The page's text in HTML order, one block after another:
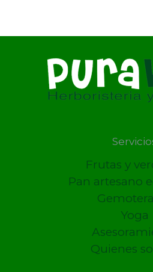
Frutas y
Pan artesano
Yoga
Quienes